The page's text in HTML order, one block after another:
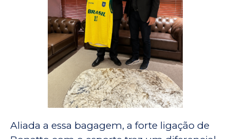
Aliada a essa bagagem, a forte ligação de